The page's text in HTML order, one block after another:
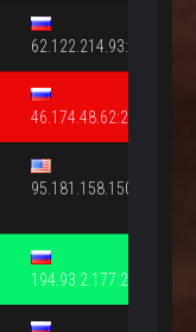
62.122.214.93:27015
46.174.48.62:27015
95.181.158.150:27015
194.93.2.177:27015